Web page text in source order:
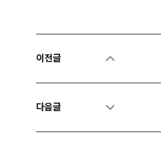
이전글
다음글